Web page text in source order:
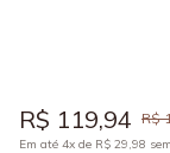
R$ 119,94 R$
Em até 4x de R$ 29,98